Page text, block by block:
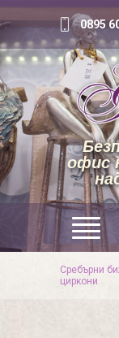
0895
офис
Сребърни
циркони